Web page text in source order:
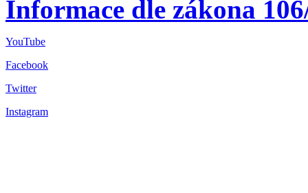
Informace dle zákona
YouTube
Facebook
Twitter
Instagram